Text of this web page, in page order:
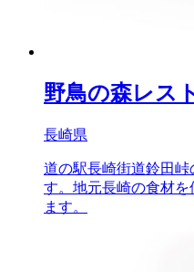
野鳥の森レス
長崎県
道の駅長崎街道鈴田
す。地元長崎の食材
ます。